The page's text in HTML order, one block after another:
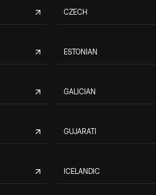
CZECH
ESTONIAN
GALICIAN
GUJARATI
ICELANDIC